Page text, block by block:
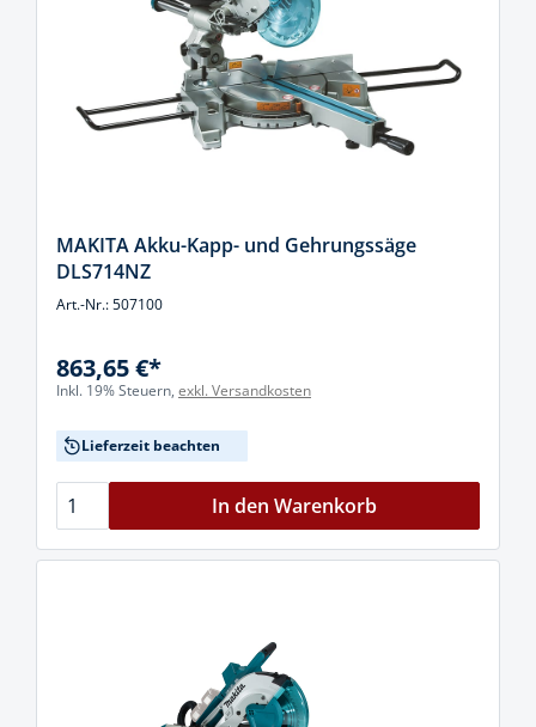
MAKITA Akku-Kapp- und Gehrungssäge
DLS714NZ
Art.-Nr.: 507100
863,65 €*
Inkl. 19% Steuern, exkl. Versandkosten
Lieferzeit beachten
In den Warenkorb